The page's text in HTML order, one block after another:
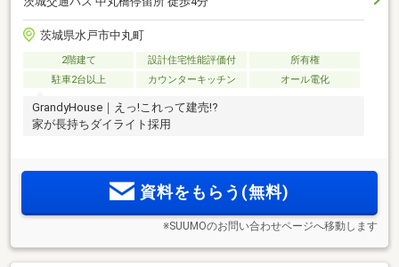
茨城県水戸市中丸町
2階建て 設計住宅性能評価付
所有権
駐車2台以上
カウンターキッチン オール電化
GrandyHouse｜えっ!これって建売!?
家が長持ちダイライト採用
資料をもらう(無料)
※SUUMOのお問い合わせページへ移動します